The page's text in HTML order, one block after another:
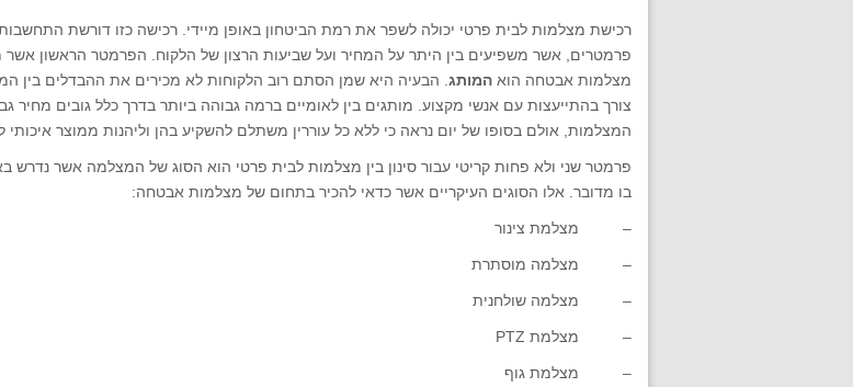
רכישת מצלמות לבית פרטי יכולה לשפר את רמת הביטחון באופן מיידי. רכישה כזו דורשת
פרמטרים, אשר משפיעים בין היתר על המחיר ועל שביעות הרצון של הלקוח. הפרמטר הראשון אשר
מצלמות אבטחה הוא המותג . הבעיה היא שמן הסתם רוב הלקוחות לא מכירים את ההבדלים בין
צורך בהתייעצות עם אנשי מקצוע. מותגים בין לאומיים ברמה גבוהה ביותר בדרך כלל גובים מחיר
המצלמות, אולם בסופו של יום נראה כי ללא כל עוררין משתלם להשקיע בהן וליהנות ממוצר איכותי
פרמטר שני ולא פחות קריטי עבור סינון בין מצלמות לבית פרטי הוא הסוג של המצלמה אשר נדרש
בו מדובר. אלו הסוגים העיקריים אשר כדאי להכיר בתחום של מצלמות אבטחה:
– מצלמת צינור
– מצלמה מוסתרת
– מצלמה שולחנית
– מצלמת PTZ
– מצלמת גוף